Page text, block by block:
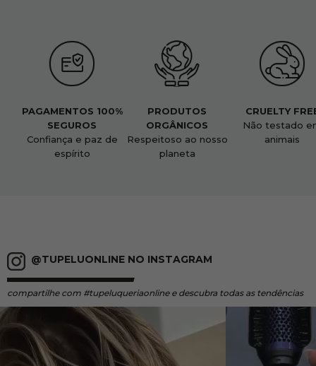
PAGAMENTOS 100%
SEGUROS
Confiança e paz de
espírito
PRODUTOS
ORGÂNICOS
Respeitoso ao nosso
planeta
CRUELTY
Não testado
animais
@TUPELUONLINE NO INSTAGRAM
compartilhe com #tupeluqueriaonline e descubra todas as tendências